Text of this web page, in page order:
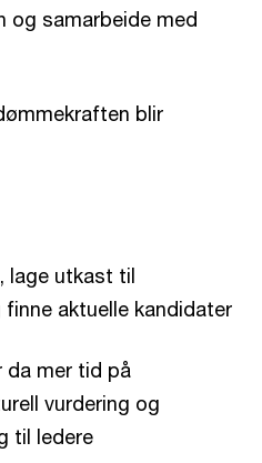
og samarbeide med
blir
lage utkast til
aktuelle kandidater
da mer tid på
vurdering og
til ledere